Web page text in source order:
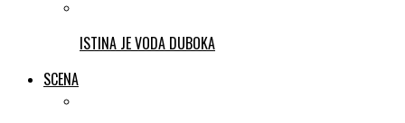
ISTINA JE VODA DUBOKA
SCENA